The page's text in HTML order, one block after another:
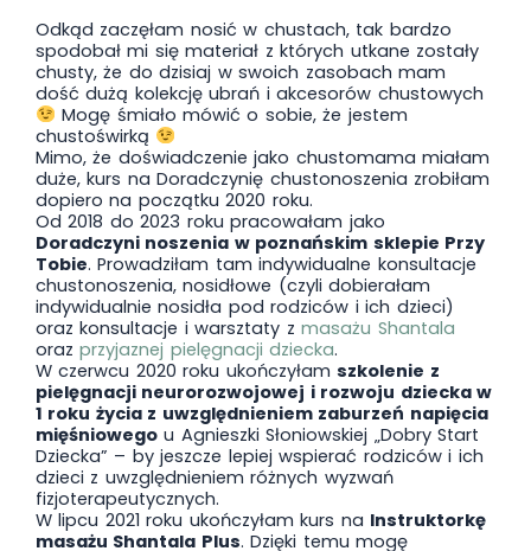
Odkąd zaczęłam nosić w chustach, tak bardzo
spodobał mi się materiał z których utkane zostały
chusty, że do dzisiaj w swoich zasobach mam
dość dużą kolekcję ubrań i akcesorów chustowych
Mogę śmiało mówić o sobie, że jestem
chustoświrką
Mimo, że doświadczenie jako chustomama miałam
duże, kurs na Doradczynię chustonoszenia zrobiłam
dopiero na początku 2020 roku.
Od 2018 do 2023 roku pracowałam jako
Doradczyni noszenia w poznańskim sklepie Przy
Tobie. Prowadziłam tam indywidualne konsultacje
chustonoszenia, nosidłowe (czyli dobierałam
indywidualnie nosidła pod rodziców i ich dzieci)
oraz konsultacje i warsztaty zmasażu Shantala
orazprzyjaznej pielęgnacji dziecka.
W czerwcu 2020 roku ukończyłamszkolenie z
pielęgnacji neurorozwojowej i rozwoju dziecka w
1 roku życia z uwzględnieniem zaburzeń napięcia
mięśniowego u Agnieszki Słoniowskiej „Dobry Start
Dziecka” – by jeszcze lepiej wspierać rodziców i ich
dzieci z uwzględnieniem różnych wyzwań
fizjoterapeutycznych.
W lipcu 2021 roku ukończyłam kurs na Instruktorkę
masażu Shantala Plus. Dzięki temu mogę